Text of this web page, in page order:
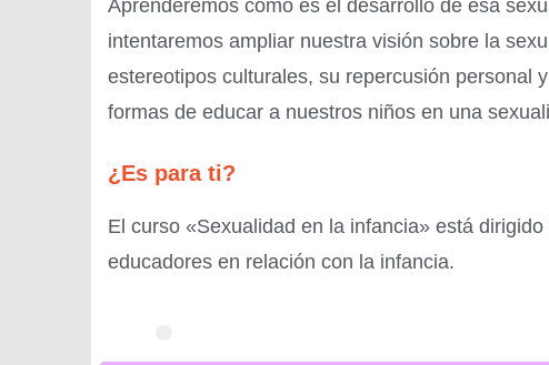
Aprenderemos cómo es el desarrollo de esa
intentaremos ampliar nuestra visión sobre la
estereotipos culturales, su repercusión personal
formas de educar a nuestros niños en una
¿Es para ti?
El curso «Sexualidad en la infancia» está
educadores en relación con la infancia.